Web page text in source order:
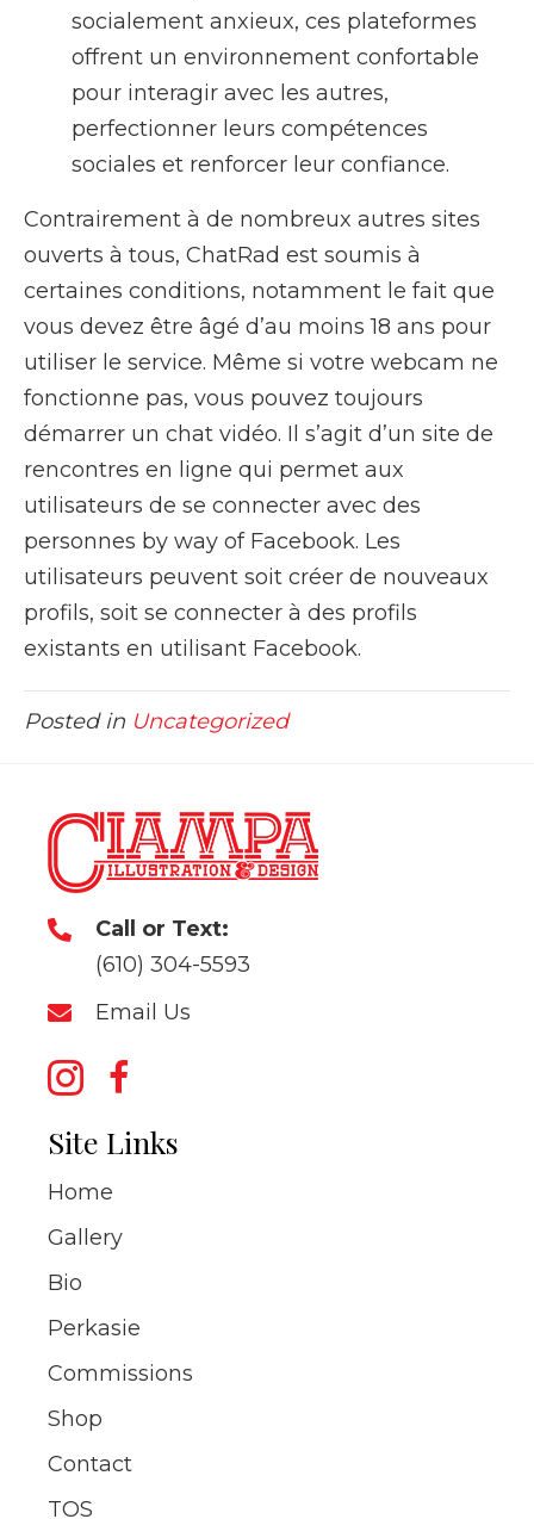
socialement anxieux, ces plateformes
offrent un environnement confortable
pour interagir avec les autres,
perfectionner leurs compétences
sociales et renforcer leur confiance.
Contrairement à de nombreux autres sites
ouverts à tous, ChatRad est soumis à
certaines conditions, notamment le fait que
vous devez être âgé d’au moins 18 ans pour
utiliser le service. Même si votre webcam ne
fonctionne pas, vous pouvez toujours
démarrer un chat vidéo. Il s’agit d’un site de
rencontres en ligne qui permet aux
utilisateurs de se connecter avec des
personnes by way of Facebook. Les
utilisateurs peuvent soit créer de nouveaux
profils, soit se connecter à des profils
existants en utilisant Facebook.
Posted in Uncategorized
Call or Text:
(610) 304-5593
Email Us
Site Links
Home
Gallery
Bio
Perkasie
Commissions
Shop
Contact
TOS